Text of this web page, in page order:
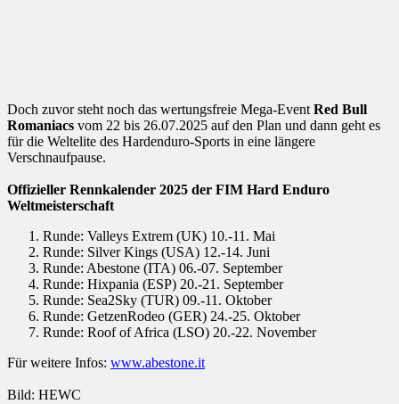
Doch zuvor steht noch das wertungsfreie Mega-Event Red Bull
Romaniacs vom 22 bis 26.07.2025 auf den Plan und dann geht es
für die Weltelite des Hardenduro-Sports in eine längere
Verschnaufpause.
Offizieller Rennkalender 2025 der FIM Hard Enduro
Weltmeisterschaft
Runde: Valleys Extrem (UK) 10.-11. Mai
Runde: Silver Kings (USA) 12.-14. Juni
Runde: Abestone (ITA) 06.-07. September
Runde: Hixpania (ESP) 20.-21. September
Runde: Sea2Sky (TUR) 09.-11. Oktober
Runde: GetzenRodeo (GER) 24.-25. Oktober
Runde: Roof of Africa (LSO) 20.-22. November
Für weitere Infos: www.abestone.it
Bild: HEWC